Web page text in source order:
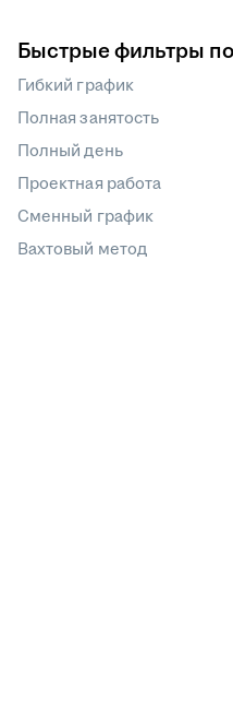
Быстрые фильтры
Гибкий график
Полная занятость
Полный день
Проектная работа
Сменный график
Вахтовый метод